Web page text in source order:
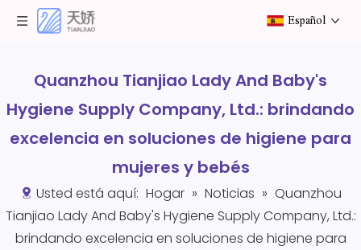
Español
Quanzhou Tianjiao Lady And Baby's
Hygiene Supply Company, Ltd.: brindando
excelencia en soluciones de higiene para
mujeres y bebés
Usted está aquí: Hogar » Noticias » Quanzhou
Tianjiao Lady And Baby's Hygiene Supply Company, Ltd.:
brindando excelencia en soluciones de higiene para